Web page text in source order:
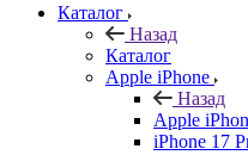
Каталог
Назад
Каталог
Apple iPhone
Назад
Apple
iPhone 17